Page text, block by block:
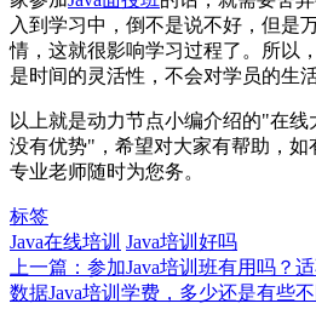
入到学习中，倒不是说不好，但是
情，这就很影响学习过程了。所以
是时间的灵活性，不会对学员的生
以上就是动力节点小编介绍的"在线
没有优势"，希望对大家有帮助，
专业老师随时为您务。
标签
Java在线培训 Java培训好吗
上一篇：参加Java培训班有用吗？
数据Java培训学费，多少还是有些